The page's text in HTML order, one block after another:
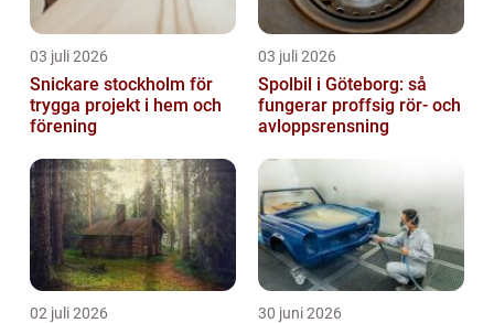
03 juli 2026
Snickare stockholm för
trygga projekt i hem och
förening
03 juli 2026
Spolbil i Göteborg: så
fungerar proffsig rör- och
avloppsrensning
02 juli 2026 30 juni 2026